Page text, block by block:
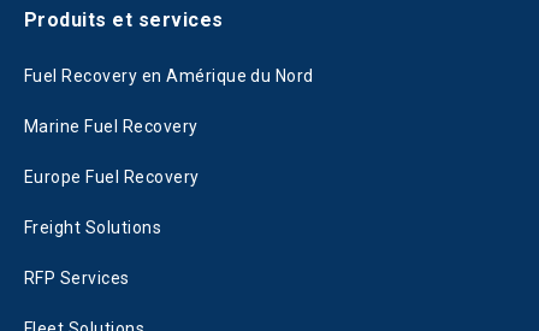
Produits et services
Fuel Recovery en Amérique du Nord
Marine Fuel Recovery
Europe Fuel Recovery
Freight Solutions
RFP Services